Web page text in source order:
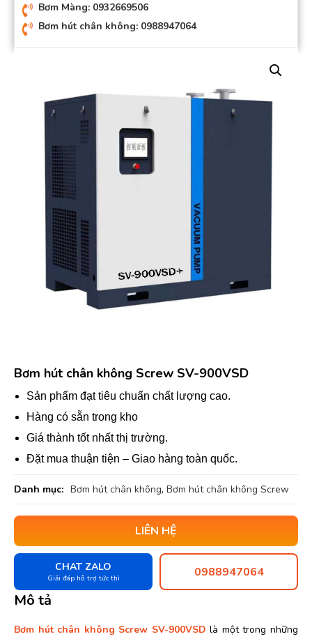
Bơm Màng: 0932669506
Bơm hút chân không: 0988947064
Bơm hút chân không Screw SV-900VSD
Sản phẩm đạt tiêu chuẩn chất lượng cao.
Hàng có sẵn trong kho
Giá thành tốt nhất thị trường.
Đặt mua thuận tiện – Giao hàng toàn quốc.
Danh mục: Bơm hút chân không, Bơm hút chân không Screw
LIÊN HỆ
CHAT ZALO
Giải đáp hỗ trợ tức thì 0988947064
Mô tả
Bơm hút chân không Screw SV-900VSD là một trong những